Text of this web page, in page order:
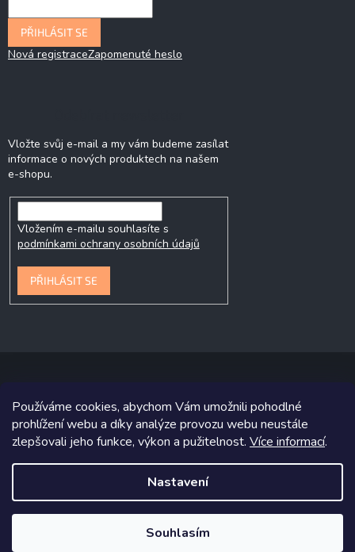
Používáme cookies, abychom Vám umožnili pohodlné
prohlížení webu a díky analýze provozu webu neustále
zlepšovali jeho funkce, výkon a pužitelnost. Více informací.
Nastavení
Souhlasím
PŘIHLÁSIT SE
Nová registraceZapomenuté heslo
Vložte svůj e-mail a my vám budeme zasílat
informace o nových produktech na našem
e-shopu.
Vložením e-mailu souhlasíte s
podmínkami ochrany osobních údajů
PŘIHLÁSIT SE
Copyright 2026P&P Krmiva. Všechna práva vyhrazena.
Grafický návrh vytvořil a na Shoptet implementoval Tomáš Hlad
Shoptetak.cz.
Vytvořil Shoptet